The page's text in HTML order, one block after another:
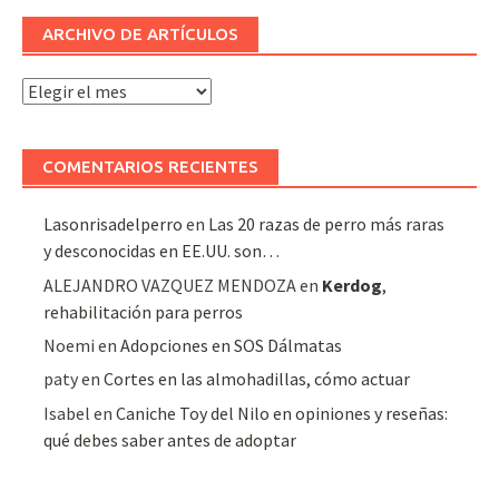
ARCHIVO DE ARTÍCULOS
Archivo
artículos
COMENTARIOS RECIENTES
Lasonrisadelperro en Las 20 razas de perro más raras
y desconocidas en EE.UU. son…
ALEJANDRO VAZQUEZ MENDOZAen Kerdog,
rehabilitación para perros
Noemi enAdopciones en SOS Dálmatas
patyenCortes en las almohadillas, cómo actuar
Isabel enCaniche Toy del Nilo en opiniones y reseñas:
qué debes saber antes de adoptar